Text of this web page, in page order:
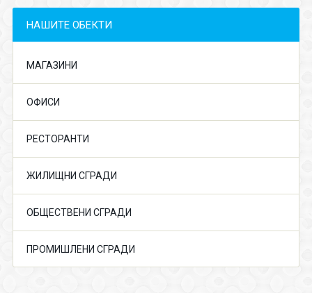
НАШИТЕ ОБЕКТИ
МАГАЗИНИ
ОФИСИ
РЕСТОРАНТИ
ЖИЛИЩНИ СГРАДИ
ОБЩЕСТВЕНИ СГРАДИ
ПРОМИШЛЕНИ СГРАДИ